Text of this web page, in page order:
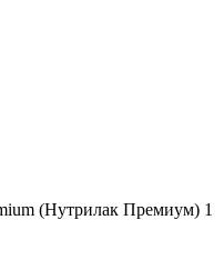
(Нутрилак Премиум) 1